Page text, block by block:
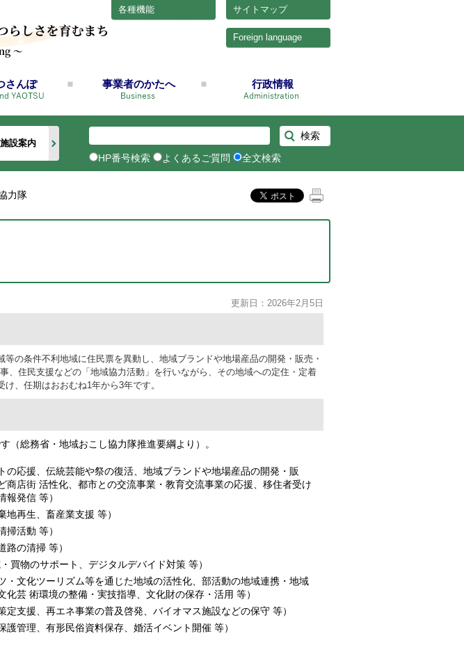
サイトマップ
各種機能
Foreign language
さんぽ 事業者のかたへ 行政情報
施設案内
HP番号検索 よくあるご質問 全文検索
力隊
更新日：2026年2月5日
の条件不利地域に住民票を異動し、地域ブランドや地場産品の開発・販売・
、住民支援などの「地域協力活動」を行いながら、その地域への定住・定着
、任期はおおむね1年から3年です。
総務省・地域おこし協力隊推進要綱より）。
の応援、伝統芸能や祭の復活、地域ブランドや地場産品の開発・販
商店街 活性化、都市との交流事業・教育交流事業の応援、移住者受け
報発信 等）
再生、畜産業支援 等）
活動 等）
の清掃 等）
買物のサポート、デジタルデバイド対策 等）
・文化ツーリズム等を通じた地域の活性化、部活動の地域連携・地域
芸 術環境の整備・実技指導、文化財の保存・活用 等）
支援、再エネ事業の普及啓発、バイオマス施設などの保守 等）
管理、有形民俗資料保存、婚活イベント開催 等）